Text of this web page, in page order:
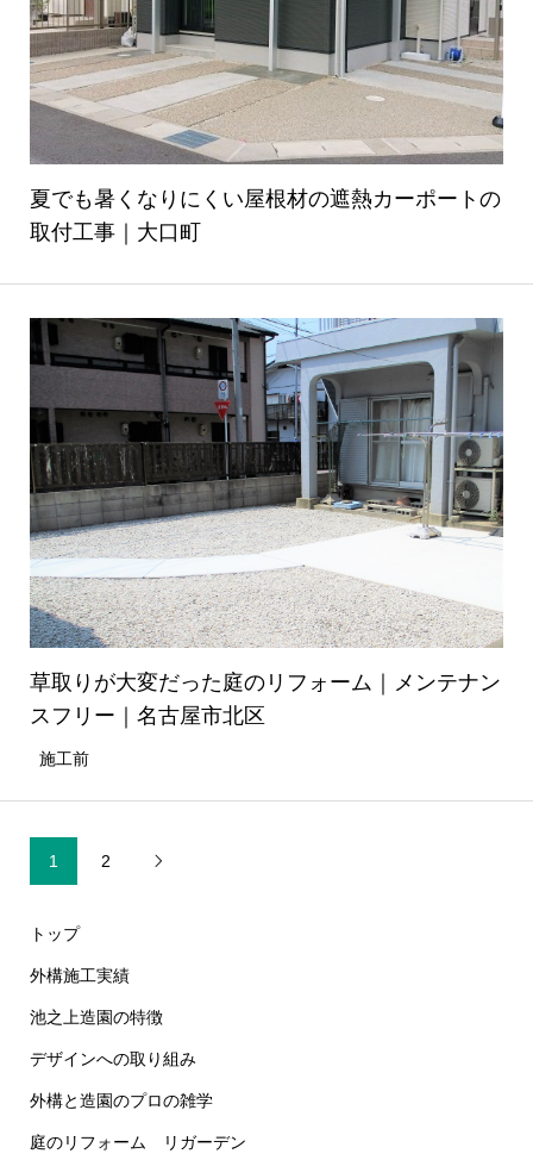
夏でも暑くなりにくい屋根材の遮熱カーポートの
取付工事｜大口町
草取りが大変だった庭のリフォーム｜メンテナン
スフリー｜名古屋市北区
施工前
1 2 
トップ
外構施工実績
池之上造園の特徴
デザインへの取り組み
外構と造園のプロの雑学
庭のリフォーム リガーデン